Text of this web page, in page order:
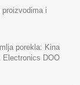
i
porekla: Kina
Electronics DOO